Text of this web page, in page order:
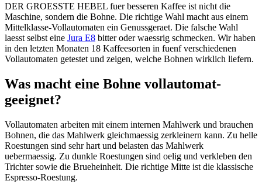
DER GROESSTE HEBEL fuer besseren Kaffee ist nicht die
Maschine, sondern die Bohne. Die richtige Wahl macht aus einem
Mittelklasse-Vollautomaten ein Genussgeraet. Die falsche Wahl
laesst selbst eine Jura E8 bitter oder waessrig schmecken. Wir haben
in den letzten Monaten 18 Kaffeesorten in fuenf verschiedenen
Vollautomaten getestet und zeigen, welche Bohnen wirklich liefern.
Was macht eine Bohne vollautomat-
geeignet?
Vollautomaten arbeiten mit einem internen Mahlwerk und brauchen
Bohnen, die das Mahlwerk gleichmaessig zerkleinern kann. Zu helle
Roestungen sind sehr hart und belasten das Mahlwerk
uebermaessig. Zu dunkle Roestungen sind oelig und verkleben den
Trichter sowie die Brueheinheit. Die richtige Mitte ist die klassische
Espresso-Roestung.